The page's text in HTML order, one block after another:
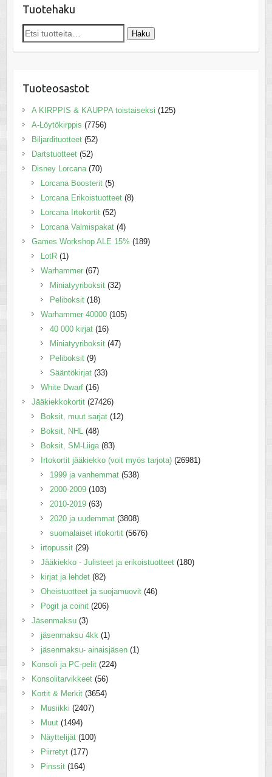
Tuotehaku
Etsi: Haku
Tuoteosastot
A KIRPPIS & KAUPPA toistaiseksi (125)
A-Löytökirppis (7756)
Biljardituotteet (52)
Dartstuotteet (52)
Disney Lorcana (70)
Lorcana Boosterit (5)
Lorcana Erikoistuotteet (8)
Lorcana Irtokortit (52)
Lorcana Valmispakat (4)
Games Workshop ALE 15% (189)
LotR (1)
Warhammer (67)
Miniatyyriboksit (32)
Peliboksit (18)
Warhammer 40000 (105)
40 000 kirjat (16)
Miniatyyriboksit (47)
Peliboksit (9)
Sääntökirjat (33)
White Dwarf (16)
Jääkiekkokortit (27426)
Boksit, muut sarjat (12)
Boksit, NHL
(48)
Boksit, SM-Liiga (83)
Irtokortit jääkiekko (voit myös tarjota) (26981)
1999 ja vanhemmat (538)
2000-2009 (103)
2010-2019 (63)
2020 ja uudemmat (3808)
suomalaiset irtokortit (5676)
irtopussit (29)
Jääkiekko - Julisteet ja erikoistuotteet (180)
kirjat ja lehdet (82)
Oheistuotteet ja suojamuovit (46)
Pogit ja coinit (206)
Jäsenmaksu (3)
jäsenmaksu 4kk (1)
jäsenmaksu- ainaisjäsen (1)
Konsoli ja PC-pelit (224)
Konsolitarvikkeet (56)
Kortit & Merkit (3654)
Musiikki (2407)
Muut (1494)
Näyttelijät (100)
Piirretyt (177)
Pinssit (164)